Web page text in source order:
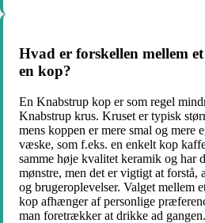
Hvad er forskellen mellem
en kop?
En Knabstrup kop er som regel
Knabstrup krus. Kruset er typisk
mens koppen er mere smal og mere
væske, som f.eks. en enkelt kop
samme høje kvalitet keramik og har
mønstre, men det er vigtigt at forstå,
og brugeroplevelser. Valget mellem
kop afhænger af personlige
man foretrækker at drikke ad gangen.